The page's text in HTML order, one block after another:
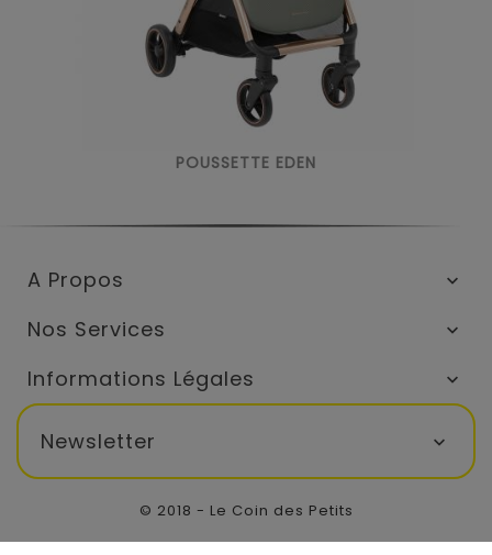
POUSSETTE EDEN
A Propos 
Nos Services 
Informations Légales 
Newsletter 
© 2018 - Le Coin des Petits